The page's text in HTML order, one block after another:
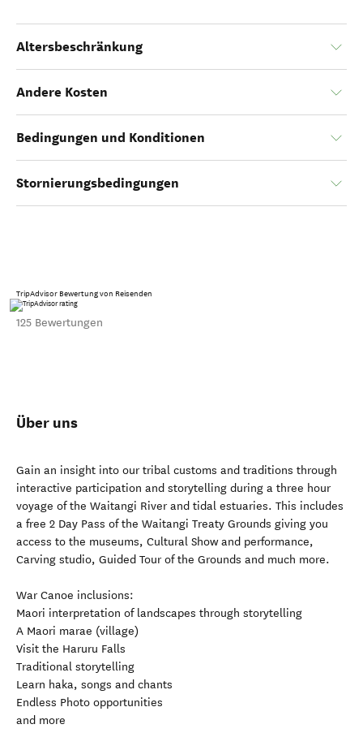
Altersbeschränkung
Andere Kosten
Bedingungen und Konditionen
Stornierungsbedingungen
TripAdvisor Bewertung von Reisenden
125 Bewertungen
Über uns
Gain an insight into our tribal customs and traditions through
interactive participation and storytelling during a three hour
voyage of the Waitangi River and tidal estuaries. This includes
a free 2 Day Pass of the Waitangi Treaty Grounds giving you
access to the museums, Cultural Show and performance,
Carving studio, Guided Tour of the Grounds and much more.
War Canoe inclusions:
Maori interpretation of landscapes through storytelling
A Maori marae (village)
Visit the Haruru Falls
Traditional storytelling
Learn haka, songs and chants
Endless Photo opportunities
and more